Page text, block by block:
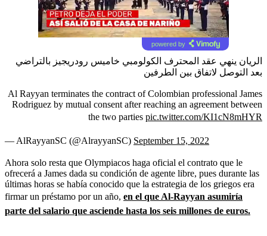
powered by
الريان ينهي عقد المحترف الكولومبي خاميس رودريجيز بالتراضي
بعد التوصل لاتفاق بين الطرفين
Al Rayyan terminates the contract of Colombian professional James
Rodriguez by mutual consent after reaching an agreement between
the two parties pic.twitter.com/KI1cN8mHYR
— AlRayyanSC (@AlrayyanSC) September 15, 2022
Ahora solo resta que Olympiacos haga oficial el contrato que le
ofrecerá a James dada su condición de agente libre, pues durante las
últimas horas se había conocido que la estrategia de los griegos era
firmar un préstamo por un año, en el que Al-Rayyan asumiría
parte del salario que asciende hasta los seis millones de euros.